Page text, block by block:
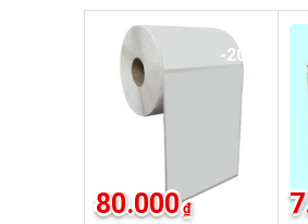
-20%
80.000 ₫